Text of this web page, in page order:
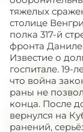
тяжелых
столице
полка 317-й
фронта
Известие о
госпитале. 19-
что война
раны не
конца. После
вернулся на
ранений,